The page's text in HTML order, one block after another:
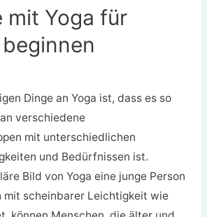
mit Yoga für
Dinge an Yoga ist, dass es so
verschiedene
mit unterschiedlichen
und Bedürfnissen ist.
Bild von Yoga eine junge Person
mit scheinbarer Leichtigkeit wie